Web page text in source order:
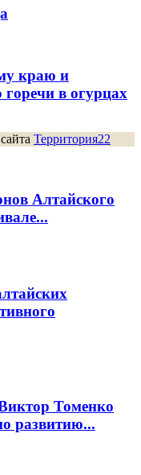
краю и
горечи в огурцах
Территория22
Алтайского
Томенко
развитию...